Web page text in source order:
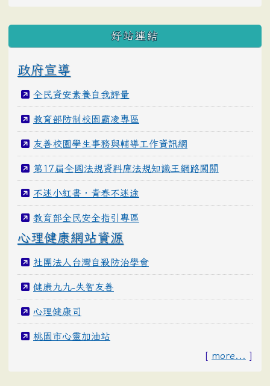
好站連結
政府宣導
全民資安素養自我評量
教育部防制校園霸凌專區
友善校園學生事務與輔導工作資訊網
第17屆全國法規資料庫法規知識王網路闖關
不迷小紅書，青春不迷途
教育部全民安全指引專區
心理健康網站資源
社團法人台灣自殺防治學會
健康九九-失智友善
心理健康司
桃園市心靈加油站
[ more... ]